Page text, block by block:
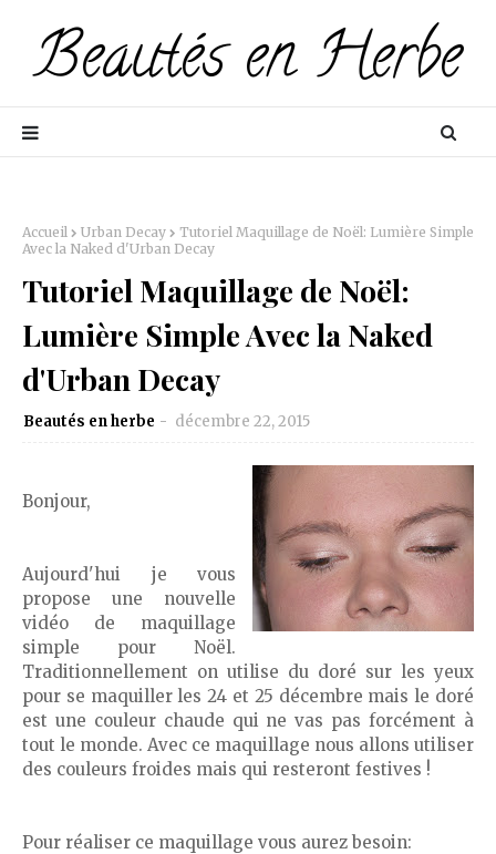
Accueil Urban Decay
Tutoriel Maquillage de Noël: Lumière Simple
Avec la Naked d'Urban Decay
Tutoriel Maquillage de Noël:
Lumière Simple Avec la Naked
d'Urban Decay
Beautés en herbe décembre 22, 2015
Bonjour,
Aujourd'hui je vous
propose une nouvelle
vidéo de maquillage
simple pour Noël.
Traditionnellement on utilise du doré sur les yeux
pour se maquiller les 24 et 25 décembre mais le doré
est une couleur chaude qui ne vas pas forcément à
tout le monde. Avec ce maquillage nous allons utiliser
des couleurs froides mais qui resteront festives !
Pour réaliser ce maquillage vous aurez besoin: